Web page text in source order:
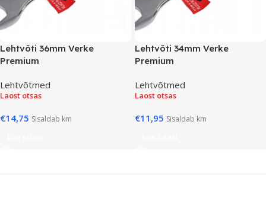
Lehtvõti 36mm Verke
Premium
Lehtvõtmed
Laost otsas
€14,75 Sisaldab km
Lehtvõti 34mm Verke
Premium
Lehtvõtmed
Laost otsas
€11,95 Sisaldab km